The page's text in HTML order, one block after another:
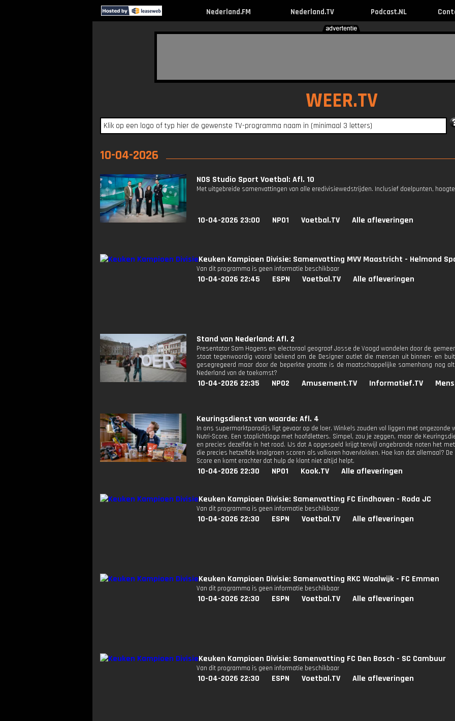
Nederland.FM Nederland.TV Podcast.NL
WEER.TV
10-04-2026
NOS Studio Sport Voetbal: Afl. 10
Met uitgebreide samenvattingen van alle eredivisiewedstrijden. Inclusief doelpunten,
10-04-2026 23:00 NPO1 Voetbal.TV Alle afleveringen
Keuken Kampioen Divisie: Samenvatting MVV Maastricht - Helmond
Van dit programma is geen informatie beschikbaar
10-04-2026 22:45 ESPN Voetbal.TV Alle afleveringen
Stand van Nederland: Afl. 2
Presentator Sam Hagens en electoraal geograaf Josse de Voogd wandelen door de
staat tegenwoordig vooral bekend om de Designer outlet die mensen uit binnen- en
gesegregeerd maar door de beperkte grootte is de maatschappelijke samenhang nog
Nederland van de toekomst?
10-04-2026 22:35 NPO2 Amusement.TV Informatief.TV
Keuringsdienst van waarde: Afl. 4
In ons supermarktparadijs ligt gevaar op de loer. Winkels zouden vol liggen met ongezonde
Nutri-Score. Een stoplichtlogo met hoofdletters. Simpel, zou je zeggen, maar de
en precies dezelfde in het rood. IJs dat A opgespeld krijgt terwijl ongebrande noten het
die precies hetzelfde knalgroen scoren als volkoren havervlokken. Hoe kan dat allemaal?
Score en komt erachter dat hulp de klant niet altijd helpt.
10-04-2026 22:30 NPO1 Kook.TV Alle afleveringen
Keuken Kampioen Divisie: Samenvatting FC Eindhoven - Roda JC
Van dit programma is geen informatie beschikbaar
10-04-2026 22:30 ESPN Voetbal.TV Alle afleveringen
Keuken Kampioen Divisie: Samenvatting RKC Waalwijk - FC Emmen
Van dit programma is geen informatie beschikbaar
10-04-2026 22:30 ESPN Voetbal.TV Alle afleveringen
Keuken Kampioen Divisie: Samenvatting FC Den Bosch - SC Cambuur
Van dit programma is geen informatie beschikbaar
10-04-2026 22:30 ESPN Voetbal.TV Alle afleveringen